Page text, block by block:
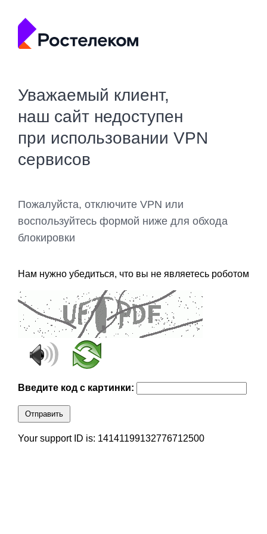
Уважаемый клиент,
наш сайт недоступен
при использовании VPN
сервисов
Пожалуйста, отключите VPN или
воспользуйтесь формой ниже для обхода
блокировки
Нам нужно убедиться, что вы не являетесь роботом
Введите код с картинки:
Отправить
Your support ID is: 14141199132776712500